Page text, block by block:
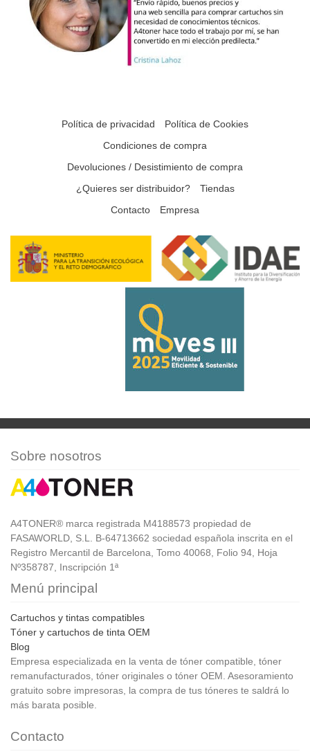
Política de privacidad
Política de Cookies
Condiciones de compra
Devoluciones / Desistimiento de compra
¿Quieres ser distribuidor?
Tiendas
Contacto
Empresa
Sobre nosotros
A4TONER® marca registrada M4188573 propiedad de
FASAWORLD, S.L. B-64713662 sociedad española inscrita en el
Registro Mercantil de Barcelona, Tomo 40068, Folio 94, Hoja
Nº358787, Inscripción 1ª
Menú principal
Cartuchos y tintas compatibles
Tóner y cartuchos de tinta OEM
Blog
Empresa especializada en la venta de tóner compatible, tóner
remanufacturados, tóner originales o tóner OEM. Asesoramiento
gratuito sobre impresoras, la compra de tus tóneres te saldrá lo
más barata posible.
Contacto